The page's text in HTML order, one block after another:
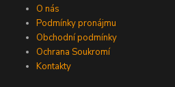
O nás
Podmínky pronájmu
Obchodní podmínky
Ochrana Soukromí
Kontakty